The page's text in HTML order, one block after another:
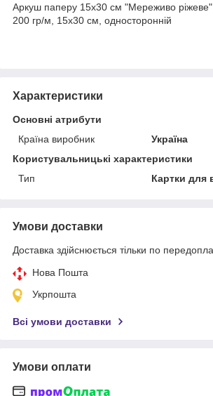
Аркуш паперу 15х30 см "Мереживо ріжеве"
200 гр/м, 15х30 см, односторонній
Характеристики
Основні атрибути
Країна виробник
Україна
Користувальницькі характеристики
Тип
Картки для
Умови доставки
Доставка здійснюється тільки по
Нова Пошта
Укрпошта
Всі умови доставки
Умови оплати